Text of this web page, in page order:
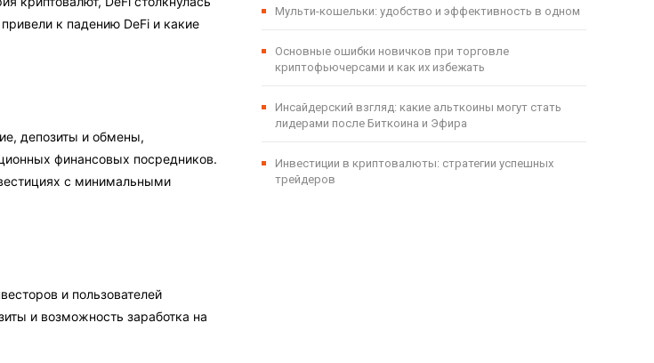
к падению DeFi и какие
депозиты и обмены,
финансовых посредников.
с минимальными
и пользователей
и возможность заработка на
Мульти-кошельки: удобство и эффективность в одном
Основные ошибки новичков при торговле
криптофьючерсами и как их избежать
Инсайдерский взгляд: какие альткоины могут стать
лидерами после Биткоина и Эфира
Инвестиции в криптовалюты: стратегии успешных
трейдеров